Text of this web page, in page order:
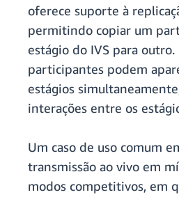
oferece suporte à
permitindo copiar um
estágio do IVS para outro.
participantes podem
estágios
interações entre os
Um caso de uso comum
transmissão ao vivo em
modos competitivos, em